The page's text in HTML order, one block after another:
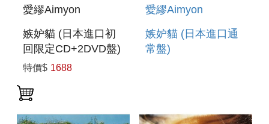
愛繆Aimyon
嫉妒貓 (日本進口初
回限定CD+2DVD盤)
特價$ 1688
愛繆Aimyon
嫉妒貓 (日本進口通
常盤)